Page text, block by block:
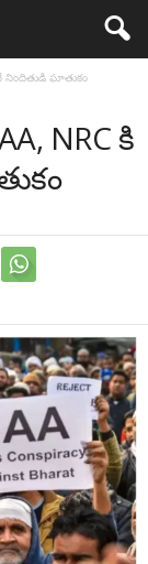
నిందితుడి ఘాతుకం
NRC కి